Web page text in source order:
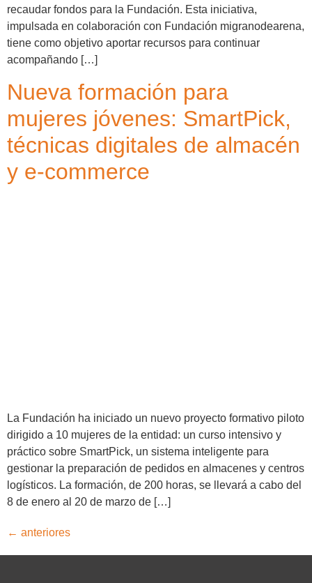
recaudar fondos para la Fundación. Esta iniciativa,
impulsada en colaboración con Fundación migranodearena,
tiene como objetivo aportar recursos para continuar
acompañando […]
Nueva formación para
mujeres jóvenes: SmartPick,
técnicas digitales de almacén
y e-commerce
La Fundación ha iniciado un nuevo proyecto formativo piloto
dirigido a 10 mujeres de la entidad: un curso intensivo y
práctico sobre SmartPick, un sistema inteligente para
gestionar la preparación de pedidos en almacenes y centros
logísticos. La formación, de 200 horas, se llevará a cabo del
8 de enero al 20 de marzo de […]
← anteriores